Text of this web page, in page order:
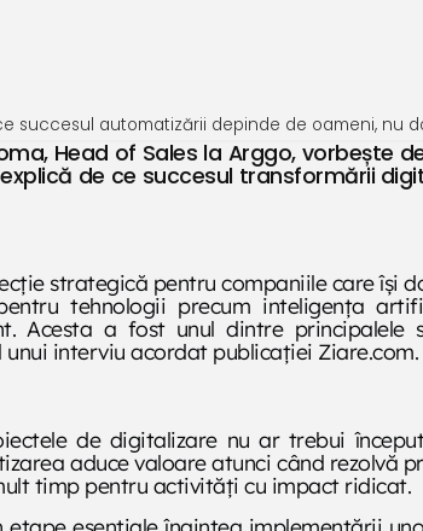
succesul automatizării depinde de oameni, nu
Head of Sales la Arggo, vorbește
de ce succesul transformării
strategică pentru companiile care își
tehnologii precum inteligența
Acesta a fost unul dintre principalele
unui interviu acordat publicației Ziare.com.
de digitalizare nu ar trebui
aduce valoare atunci când rezolvă
timp pentru activități cu impact ridicat.